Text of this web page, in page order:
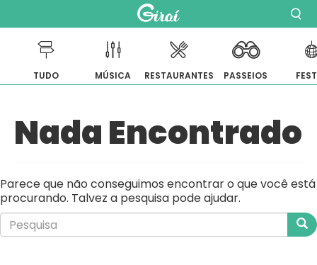
para
o
conteúdo
TUDO MÚSICA RESTAURANTES PASSEIOS
Nada Encontrado
Parece que não conseguimos encontrar o que você está
procurando. Talvez a pesquisa pode ajudar.